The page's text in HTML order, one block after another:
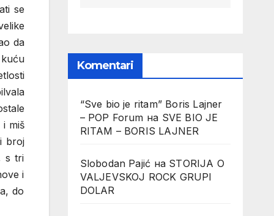
se
da
miš
broj
s tri
i
do
Komentari
“Sve bio je ritam” Boris Lajner
– POP Forum на SVE BIO JE
RITAM – BORIS LAJNER
Slobodan Pajić на STORIJA O
VALJEVSKOJ ROCK GRUPI
DOLAR